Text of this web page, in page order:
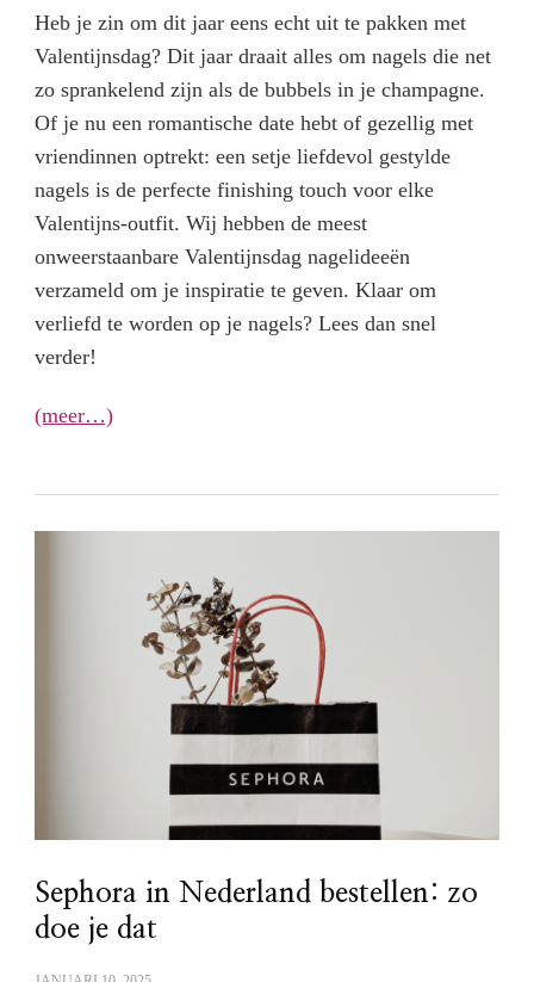
Heb je zin om dit jaar eens echt uit te pakken met
Valentijnsdag? Dit jaar draait alles om nagels die net
zo sprankelend zijn als de bubbels in je champagne.
Of je nu een romantische date hebt of gezellig met
vriendinnen optrekt: een setje liefdevol gestylde
nagels is de perfecte finishing touch voor elke
Valentijns-outfit. Wij hebben de meest
onweerstaanbare Valentijnsdag nagelideeën
verzameld om je inspiratie te geven. Klaar om
verliefd te worden op je nagels? Lees dan snel
verder!
(meer…)
Sephora in Nederland bestellen: zo
doe je dat